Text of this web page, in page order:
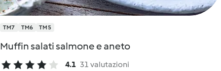
TM7 TM6 TM5
Muffin salati salmone e aneto
4.1 31 valutazioni